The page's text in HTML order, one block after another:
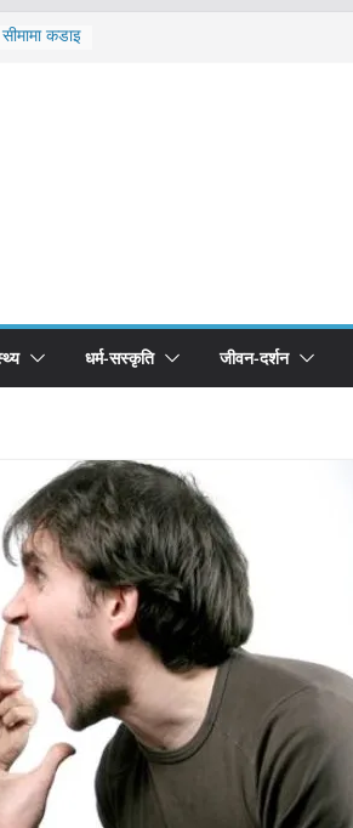
कडाइ
धर्म-सस्कृति जीवन-दर्शन